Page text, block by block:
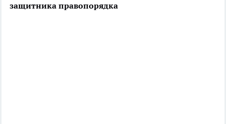
защитника правопорядка